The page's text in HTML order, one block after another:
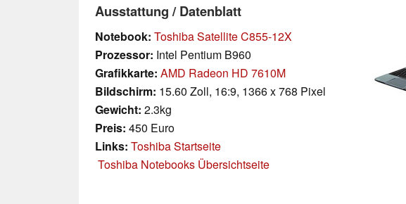
Ausstattung / Datenblatt
Notebook: Toshiba Satellite C855-12X
Prozessor: Intel Pentium B960
Grafikkarte: AMD Radeon HD 7610M
Bildschirm: 15.60 Zoll, 16:9, 1366 x 768 Pixel
Gewicht: 2.3kg
Preis: 450 Euro
Links: Toshiba Startseite
Toshiba Notebooks Übersichtseite